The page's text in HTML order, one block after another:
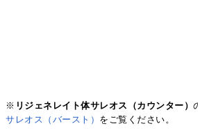
※ リジェネレイト体サレオス（カウンター）
サレオス（バースト） をご覧ください。